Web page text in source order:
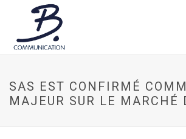
SAS EST CONFIRMÉ
MAJEUR SUR LE MARCHÉ